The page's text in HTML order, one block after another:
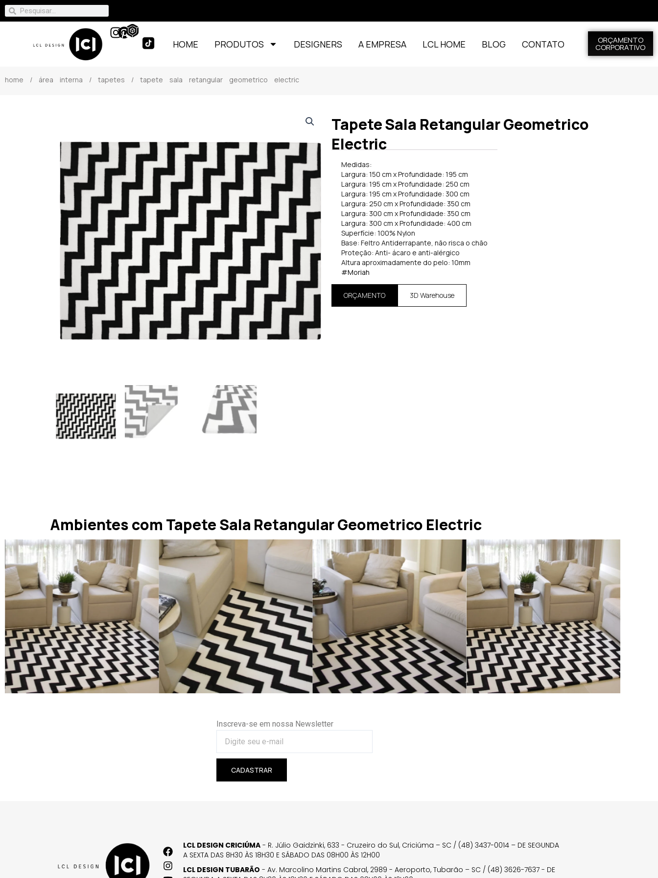
HOME PRODUTOS DESIGNERS A EMPRESA LCL HOME BLOG CONTATO ORÇAMENTO
CORPORATIVO
home / área interna / tapetes / tapete sala retangular geometrico electric
Tapete Sala Retangular Geometrico
Electric
Medidas:
Largura: 150 cm x Profundidade: 195 cm
Largura: 195 cm x Profundidade: 250 cm
Largura: 195 cm x Profundidade: 300 cm
Largura: 250 cm x Profundidade: 350 cm
Largura: 300 cm x Profundidade: 350 cm
Largura: 300 cm x Profundidade: 400 cm
Superfície: 100% Nylon
Base: Feltro Antiderrapante, não risca o chão
Proteção: Anti- ácaro e anti-alérgico
Altura aproximadamente do pelo: 10mm
#Moriah
ORÇAMENTO 3D Warehouse
Ambientes com Tapete Sala Retangular Geometrico Electric
Inscreva-se em nossa Newsletter
CADASTRAR
LCL DESIGN CRICIÚMA - R. Júlio Gaidzinki, 633 - Cruzeiro do Sul, Criciúma – SC / (48) 3437-0014 – DE SEGUNDA
A SEXTA DAS 8H30 ÀS 18H30 E SÁBADO DAS 08H00 ÀS 12H00
LCL DESIGN TUBARÃO - Av. Marcolino Martins Cabral, 2989 - Aeroporto, Tubarão – SC / (48) 3626-7637 - DE